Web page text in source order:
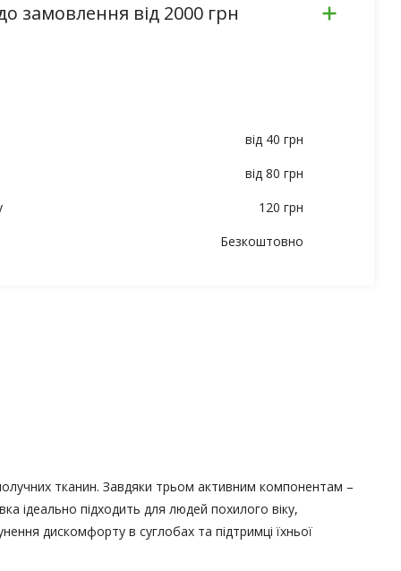
замовлення від 2000 грн
від 40 грн
від 80 грн
120 грн
Безкоштовно
тканин. Завдяки трьом активним компонентам –
ідеально підходить для людей похилого віку,
дискомфорту в суглобах та підтримці їхньої